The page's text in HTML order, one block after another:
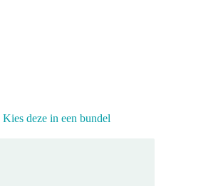
Kies deze in een bundel